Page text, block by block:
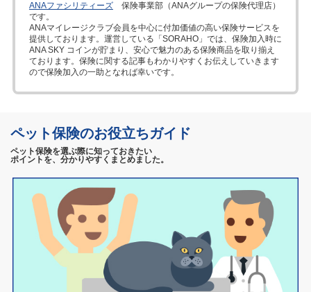
ANAファシリティーズ保険事業部（ANAグループの保険代理店）
です。
ANAマイレージクラブ会員を中心に付加価値の高い保険サービスを
提供しております。運営している「SORAHO」では、保険加入時に
ANA SKY コインが貯まり、安心で魅力のある保険商品を取り揃え
ております。保険に関する記事もわかりやすくお伝えしていきます
ので保険加入の一助となれば幸いです。
ペット保険のお役立ちガイド
ペット保険を選ぶ際に知っておきたい
ポイントを、分かりやすくまとめました。